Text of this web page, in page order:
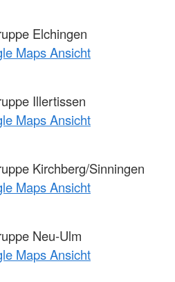
Elchingen
Maps Ansicht
Illertissen
Maps Ansicht
Kirchberg/Sinningen
Maps Ansicht
Neu-Ulm
Maps Ansicht